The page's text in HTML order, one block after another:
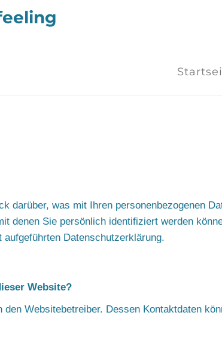
darüber, was mit Ihren personenbezogenen
denen Sie persönlich identifiziert werden
Datenschutzerklärung.
Website?
Websitebetreiber. Dessen Kontaktdaten